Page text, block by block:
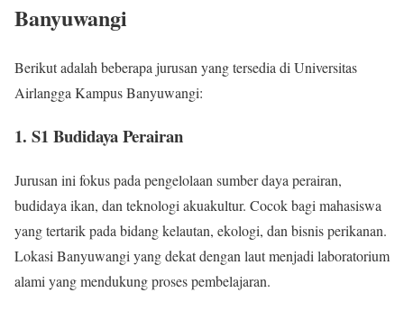
Banyuwangi
Berikut adalah beberapa jurusan yang tersedia di Universitas
Airlangga Kampus Banyuwangi:
1. S1 Budidaya Perairan
Jurusan ini fokus pada pengelolaan sumber daya perairan,
budidaya ikan, dan teknologi akuakultur. Cocok bagi mahasiswa
yang tertarik pada bidang kelautan, ekologi, dan bisnis perikanan.
Lokasi Banyuwangi yang dekat dengan laut menjadi laboratorium
alami yang mendukung proses pembelajaran.